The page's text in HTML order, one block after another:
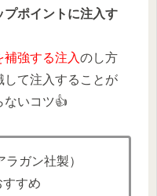
プポイントに注入す
補強する注入のし方
して注入することが
ないコツ👍️
ガン社製）
すすめ